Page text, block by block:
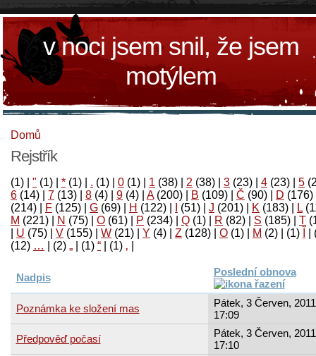
v noci jsem snil, že jsem
motýlem
Domů
Rejstřík
(1) " (1) * (1) . (1) 0 (1) 1 (38) 2 (38) 3 (23) 4 (23) 5
6 (14) 7 (13) 8 (4) 9 (4) A(200) B (109) Č (90) D (176)
(214)
F (125) G (69) H (122) (51) J (201) K (183) L
M (221) N (75) O (61) P (234) Q (1) R (82) S (185) T
U (75) V (155) W (21) Y (4) Z (128) Ο (1) М (2)
(1)
‚
(1)
“
(1)
„
(2)
…
(12)
Nadpis Poslední obnova
Poznámka ke složení mas
Pátek, 3 Červen,
17:09
Předpověď počasí
Pátek, 3 Červen,
17:10